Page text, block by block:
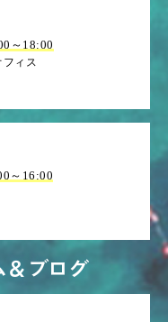
～18:00
フィス
～16:00
＆ブログ